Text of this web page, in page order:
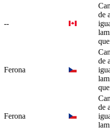
--
de
Ferona
de
Ferona
de